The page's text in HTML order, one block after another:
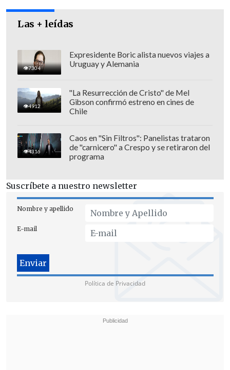
Las + leídas
7304
Expresidente Boric alista nuevos viajes a
Uruguay y Alemania
4912
"La Resurrección de Cristo" de Mel
Gibson confirmó estreno en cines de
Chile
4316
Caos en "Sin Filtros": Panelistas trataron
de "carnicero" a Crespo y se retiraron del
programa
Suscríbete a nuestro newsletter
Nombre y apellido
E-mail
Política de Privacidad